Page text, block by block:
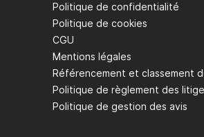
Politique de confidentialité
Politique de cookies
CGU
Mentions légales
Référencement et classement
Politique de règlement des
Politique de gestion des avis